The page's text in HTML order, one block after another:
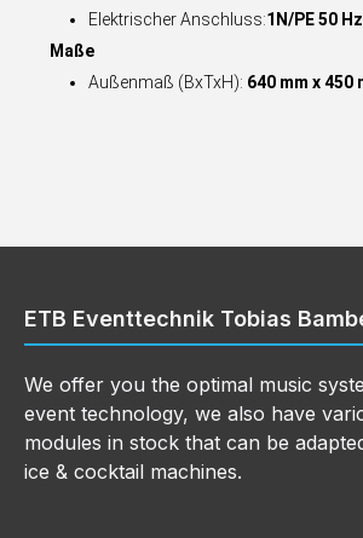
Elektrischer Anschluss:1N/PE 50
Maße
Außenmaß (BxTxH): 640 mm x 450
ETB Eventtechnik Tobias
We offer you the optimal music
event technology, we also have
modules in stock that can be
ice & cocktail machines.